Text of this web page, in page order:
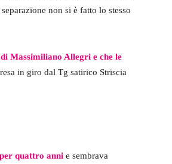
non si è fatto lo stesso
Massimiliano Allegri e che le
in giro dal Tg satirico Striscia
quattro anni e sembrava